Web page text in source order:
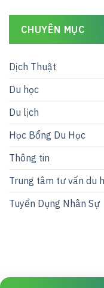
CHUYÊN MỤC
Dịch Thuật
Du học
Du lịch
Học Bổng Du Học
Thông tin
Trung tâm tư vấn du
Tuyển Dụng Nhân Sự